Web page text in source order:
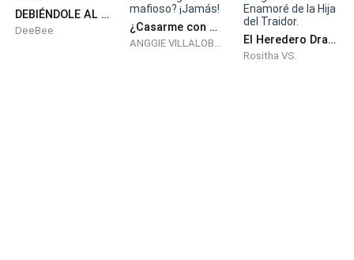
atrevería a criticarlo cuando usted parece alguien muy
importante y yo solo…
DEBIÉNDOLE AL DIABLO
DeeBee ¿Casarme con mi enemigo mafioso? ¡Jamás!
ANGGIE VILLALOBOS El Heredero Dragunov: Me Enamoré de la Hija del Traidor.
Rositha VS.